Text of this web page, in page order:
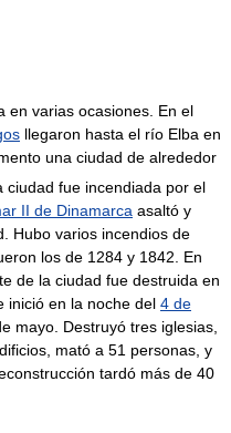
en varias ocasiones. En el
llegaron hasta el río Elba en
una ciudad de alrededor
ciudad fue incendiada por el
II de Dinamarca asaltó y
Hubo varios incendios de
los de 1284 y 1842. En
de la ciudad fue destruida en
inició en la noche del 4 de
mayo. Destruyó tres iglesias,
mató a 51 personas, y
tardó más de 40